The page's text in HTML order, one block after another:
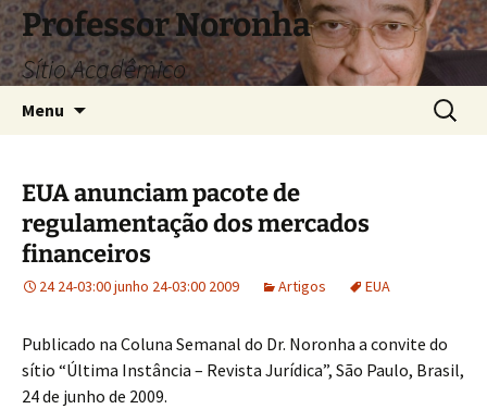
Pular
para
o
conteúdo
Professor Noronha
Sítio Acadêmico
Menu
por:
EUA anunciam pacote de
regulamentação dos mercados
financeiros
24 24-03:00 junho 24-03:00 2009 Artigos EUA
Publicado na Coluna Semanal do Dr. Noronha a convite do
sítio “Última Instância – Revista Jurídica”, São Paulo, Brasil,
24 de junho de 2009.